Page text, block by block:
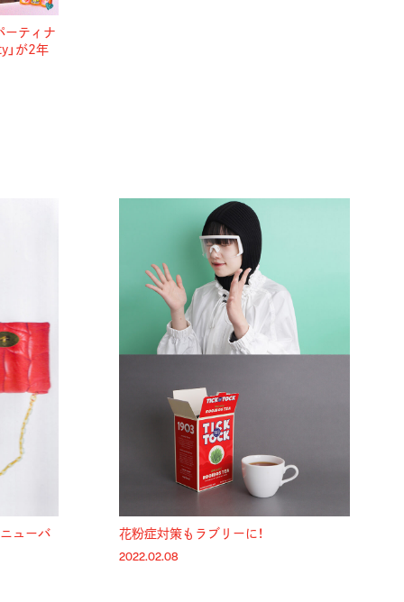
ーティナ
」が2年
ューバ
花粉症対策もラブリーに！
2022.02.08